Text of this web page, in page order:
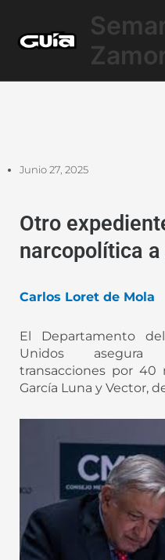
contenido
Junio 27, 2025
Otro
narcopolítica a
Carlos Loret de Mola
El Departamento
Unidos asegura
transacciones por 40
García Luna y Vector,